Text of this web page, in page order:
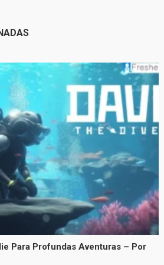
Para Profundas Aventuras – Por